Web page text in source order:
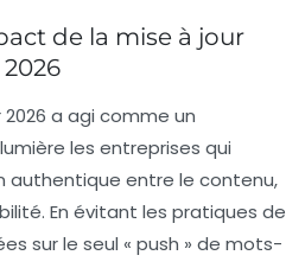
de la mise à jour
a agi comme un
les entreprises qui
authentique entre le contenu,
En évitant les pratiques de
sur le seul « push » de mots-